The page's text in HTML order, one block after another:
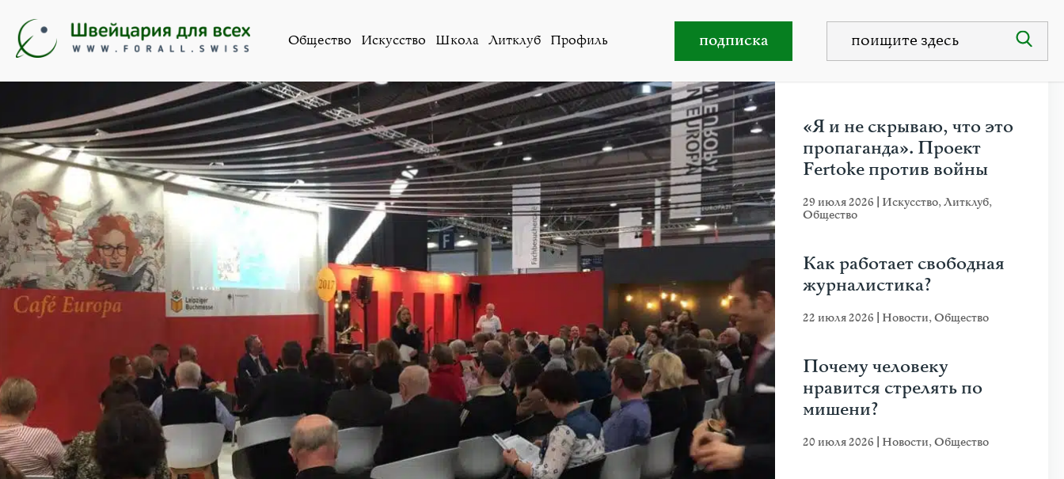
Общество Искусство Школа Литклуб Профиль подписка
Сергей Жадан. Будущее должно быть иным
«Я и не скрываю, что это
пропаганда». Проект
Fertoke против войны
29 июля 2026 Искусство,Литклуб,
Общество
Как работает свободная
журналистика?
22 июля 2026 Новости,Общество
Почему человеку
нравится стрелять по
мишени?
20 июля 2026 Новости,Общество